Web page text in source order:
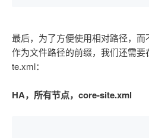
最后，为了方便使用相对路径，而
作为文件路径的前缀，我们还需
te.xml：
HA，所有节点，core-site.xml